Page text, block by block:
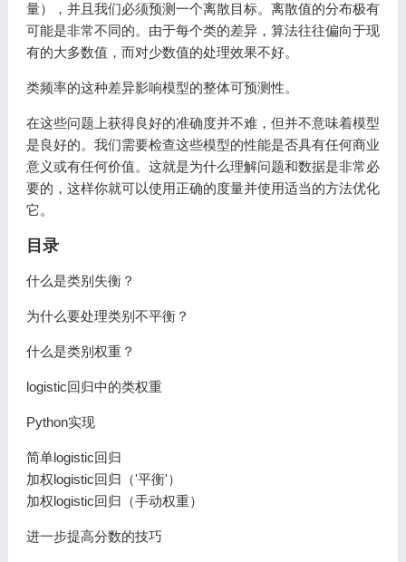
量），并且我们必须预测一个离散目标。离散值的分布极有
可能是非常不同的。由于每个类的差异，算法往往偏向于现
有的大多数值，而对少数值的处理效果不好。
类频率的这种差异影响模型的整体可预测性。
在这些问题上获得良好的准确度并不难，但并不意味着模型
是良好的。我们需要检查这些模型的性能是否具有任何商业
意义或有任何价值。这就是为什么理解问题和数据是非常必
要的，这样你就可以使用正确的度量并使用适当的方法优化
它。
目录
什么是类别失衡？
为什么要处理类别不平衡？
什么是类别权重？
logistic回归中的类权重
Python实现
简单logistic回归
加权logistic回归（'平衡'）
加权logistic回归（手动权重）
进一步提高分数的技巧